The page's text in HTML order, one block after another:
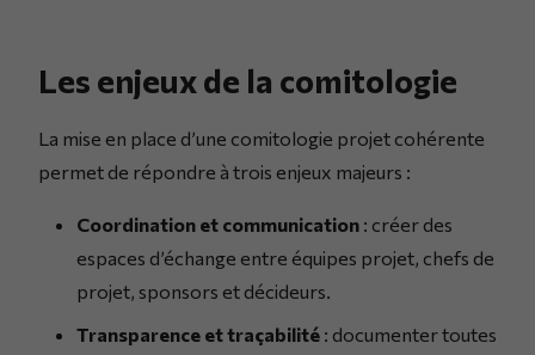
Les enjeux de la comitologie
La mise en place d’une comitologie projet cohérente
permet de répondre à trois enjeux majeurs :
Coordination et communication : créer des
espaces d’échange entre équipes projet, chefs de
projet, sponsors et décideurs.
Transparence et traçabilité : documenter toutes